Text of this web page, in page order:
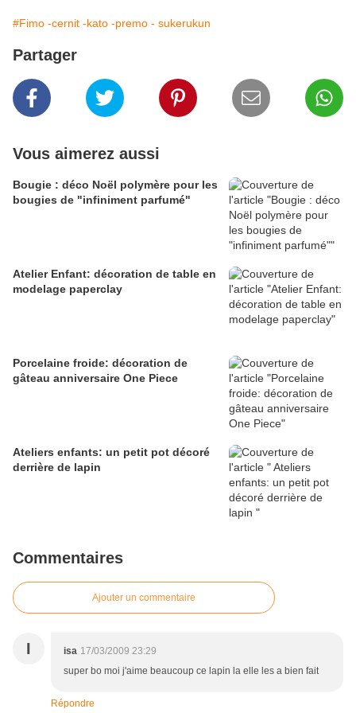
#Fimo -cernit -kato -premo - sukerukun
Partager
Vous aimerez aussi
Bougie : déco Noël polymère pour les
bougies de "infiniment parfumé"
Atelier Enfant: décoration de table en
modelage paperclay
Porcelaine froide: décoration de
gâteau anniversaire One Piece
Ateliers enfants: un petit pot décoré
derrière de lapin
Commentaires
Ajouter un commentaire
I isa 17/03/2009 23:29
super bo moi j'aime beaucoup ce lapin la elle les a bien fait
Répondre